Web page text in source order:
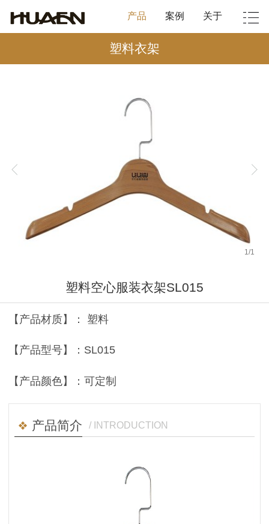
产品 案例 关于
塑料衣架
1 /1
塑料空心服装衣架SL015
【产品材质】： 塑料
【产品型号】：SL015
【产品颜色】：可定制
产品简介 / INTRODUCTION